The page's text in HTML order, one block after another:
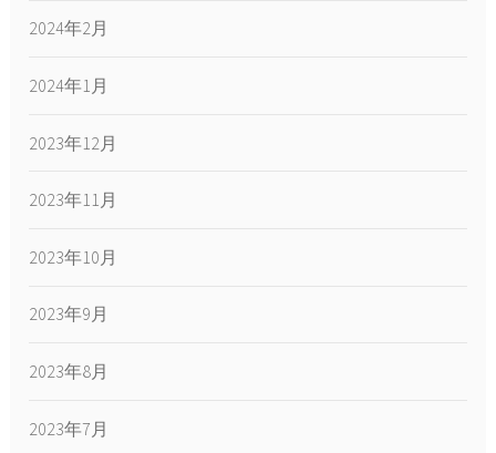
2024年2月
2024年1月
2023年12月
2023年11月
2023年10月
2023年9月
2023年8月
2023年7月